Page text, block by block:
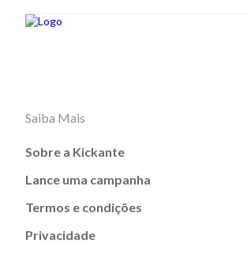
Saiba Mais
Sobre a Kickante
Lance uma campanha
Termos e condições
Privacidade